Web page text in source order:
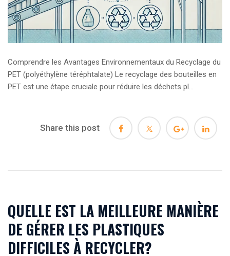
Comprendre les Avantages Environnementaux du Recyclage du
PET (polyéthylène téréphtalate) Le recyclage des bouteilles en
PET est une étape cruciale pour réduire les déchets pl...
Share this post
QUELLE EST LA MEILLEURE MANIÈRE
DE GÉRER LES PLASTIQUES
DIFFICILES À RECYCLER?